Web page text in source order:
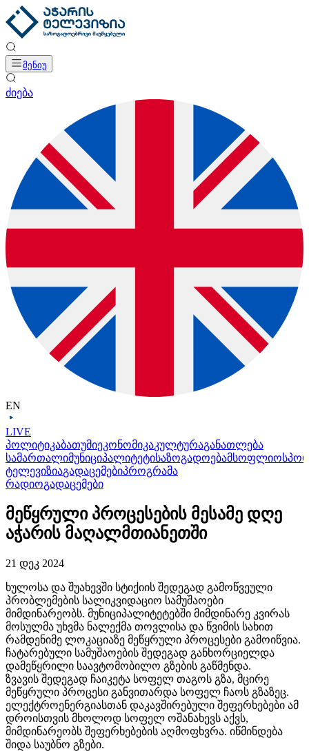
მენიუ
ძიება
EN
LIVE
პოლიტიკაბათუმიეკონომიკაკულტურაგანათლება
სამართალიმუნიციპალიტეტისაზოგადოებამსოფლიო
ტელევიზიაგადაცემებიპროგრამა
რადიოგადაცემები
მეწყრული პროცესების მესამე დღე
აჭარის მაღალმთიანეთში
21 დეკ 2024
ხულოსა და შუახევში სტიქიის შედეგად გამოწვეული
პრობლემების სალიკვიდაციო სამუშაოები
მიმდინარეობს. მუნიციპალიტეტებში მიმდინარე კვირას
მოსულმა უხვმა ნალექმა თოვლისა და წვიმის სახით
რამდენიმე ლოკაციაზე მეწყრული პროცესები გამოიწვია.
ჩატარებული სამუშაოების შედეგად განხორციელდა
დამეწყრილი საავტომობილო გზების გაწმენდა.
ზვავის შედეგად ჩაიკეტა სოფელ თაგოს გზა, მცირე
მეწყრული პროცესი განვითარდა სოფელ ჩაოს გზაზეც.
ელექტროენერგიასთან დაკავშირებული შეფერხებები ამ
დროისთვის მხოლოდ სოფელ ოშანახევს აქვს,
მიმდინარეობს შეფერხებების აღმოფხვრა. იწმინდება
შიდა საუბნო გზები.